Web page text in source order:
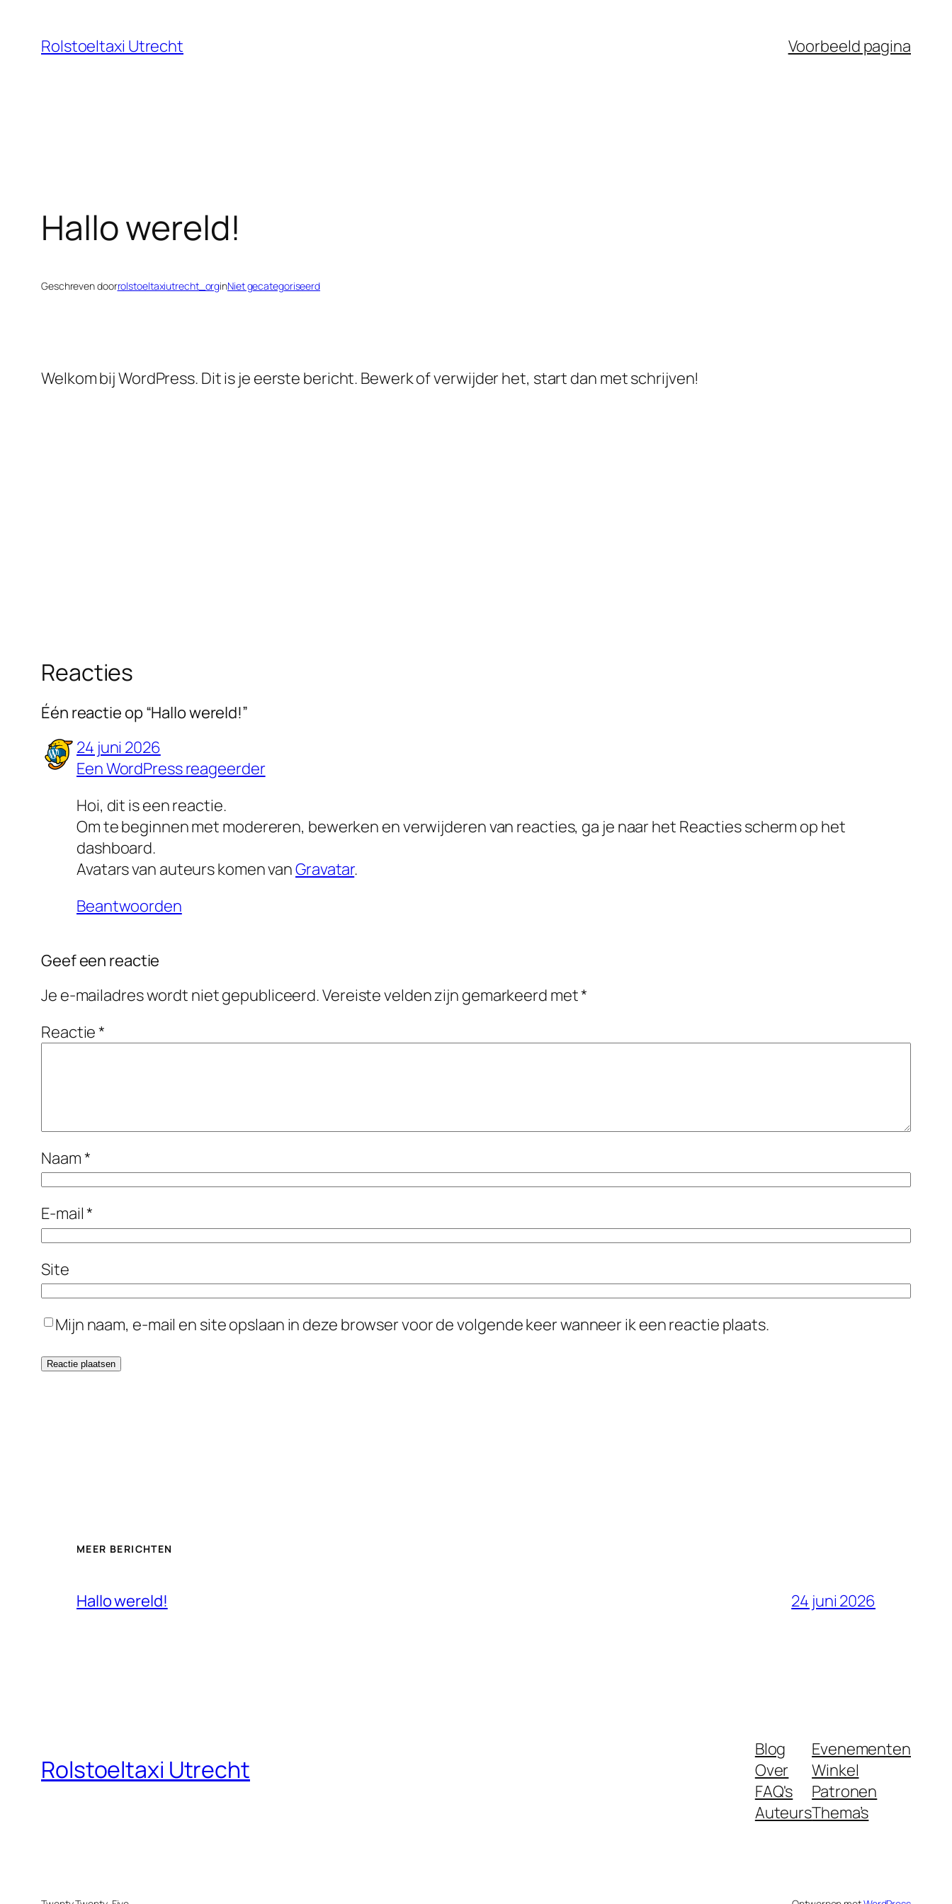
Rolstoeltaxi Utrecht Voorbeeld pagina
Hallo wereld!
Geschreven doorrolstoeltaxiutrecht_orginNiet gecategoriseerd
Welkom bij WordPress. Dit is je eerste bericht. Bewerk of verwijder het, start dan met schrijven!
Reacties
Één reactie op “Hallo wereld!”
24 juni 2026
Een WordPress reageerder
Hoi, dit is een reactie.
Om te beginnen met modereren, bewerken en verwijderen van reacties, ga je naar het Reacties scherm op het
dashboard.
Avatars van auteurs komen vanGravatar.
Beantwoorden
Geef een reactie
Je e-mailadres wordt niet gepubliceerd.Vereiste velden zijn gemarkeerd met*
Reactie*
Naam*
E-mail*
Site
Mijn naam, e-mail en site opslaan in deze browser voor de volgende keer wanneer ik een reactie plaats.
MEER BERICHTEN
Hallo wereld! 24 juni 2026
Rolstoeltaxi Utrecht
Blog
Over
FAQ's
Auteurs
Evenementen
Winkel
Patronen
Thema’s